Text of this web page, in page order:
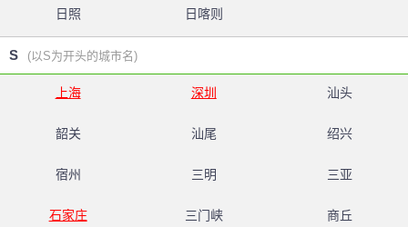
日照 日喀则
S (以S为开头的城市名)
上海 深圳 汕头
韶关 汕尾 绍兴
宿州 三明 三亚
石家庄 三门峡 商丘